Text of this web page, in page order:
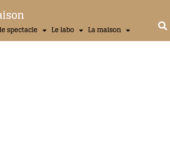
spectacle Le labo La maison